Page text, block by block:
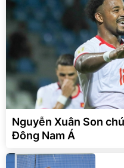
Nguyễn Xuân Son
Đông Nam Á